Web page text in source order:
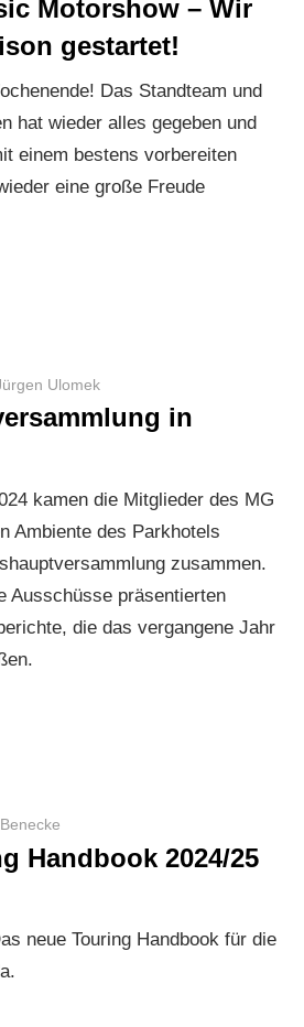
Motorshow – Wir
gestartet!
Das Standteam und
hat wieder alles gegeben und
einem bestens vorbereiten
eine große Freude
Ulomek
in
kamen die Mitglieder des MG
Ambiente des Parkhotels
zusammen.
Ausschüsse präsentierten
die das vergangene Jahr
Handbook 2024/25
neue Touring Handbook für die